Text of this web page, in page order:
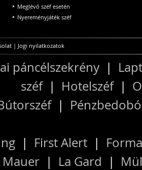
Meglévő széf esetén
Nyereményjáték széf
| Jogi nyilatkozatok
páncélszekrény |
széf| Hotelszéf|
|
| First Alert |
Mauer | La Gard |